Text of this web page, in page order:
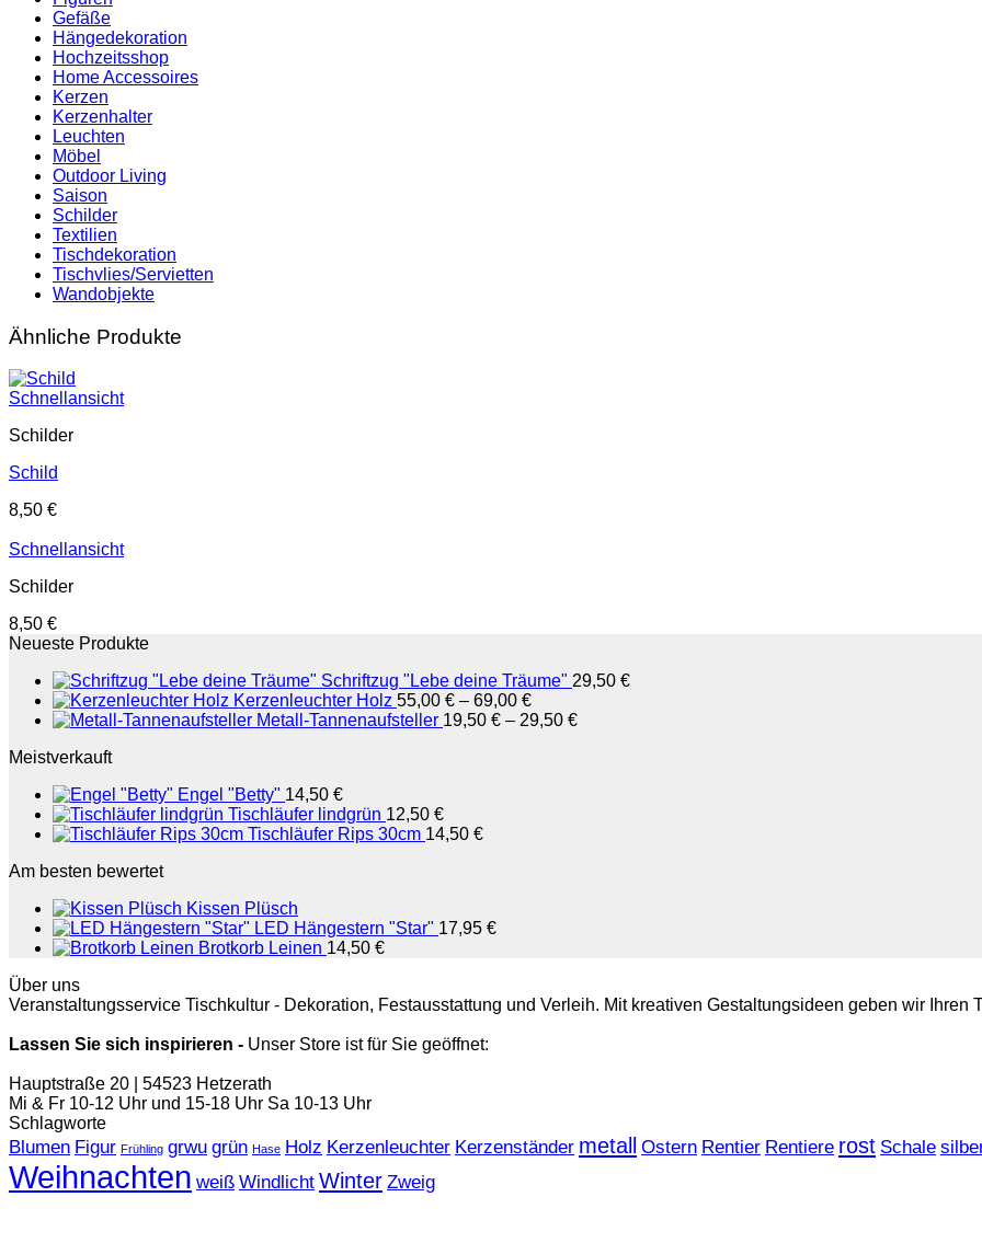
Gefäße
Hängedekoration
Hochzeitsshop
Home Accessoires
Kerzen
Kerzenhalter
Leuchten
Möbel
Outdoor Living
Saison
Schilder
Textilien
Tischdekoration
Tischvlies/Servietten
Wandobjekte
Ähnliche Produkte
Schnellansicht
Schilder
Schild
8,50 €
Schnellansicht
Schilder
8,50 €
Neueste Produkte
Schriftzug "Lebe deine Träume" 29,50 €
Kerzenleuchter Holz 55,00 € – 69,00 €
Metall-Tannenaufsteller 19,50 € – 29,50 €
Meistverkauft
Engel "Betty" 14,50 €
Tischläufer lindgrün 12,50 €
Tischläufer Rips 30cm 14,50 €
Am besten bewertet
Kissen Plüsch
LED Hängestern "Star" 17,95 €
Brotkorb Leinen 14,50 €
Über uns
Veranstaltungsservice Tischkultur - Dekoration, Festausstattung und Verleih. Mit kreativen Gestaltungsideen geben wir
Lassen Sie sich inspirieren - Unser Store ist für Sie geöffnet:
Hauptstraße 20 | 54523 Hetzerath
Mi & Fr 10-12 Uhr und 15-18 Uhr Sa 10-13 Uhr
Schlagworte
Blumen Figur Frühling grwu grün Hase Holz Kerzenleuchter Kerzenständer metall Ostern Rentier Rentiere rost Schale
Weihnachten weiß Windlicht Winter Zweig